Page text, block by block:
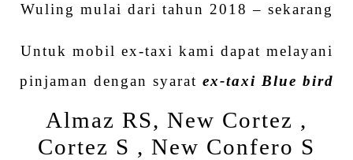
Wuling mulai dari tahun 2018 – sekarang
Untuk mobil ex-taxi kami dapat melayani
pinjaman dengan syarat ex-taxi Blue bird
Almaz RS, New Cortez ,
Cortez S , New Confero S